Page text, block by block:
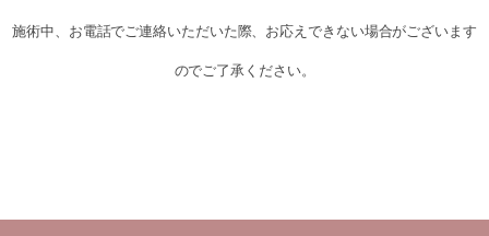
施術中、お電話でご連絡いただいた際、お応えできない場合がございます
のでご了承ください。